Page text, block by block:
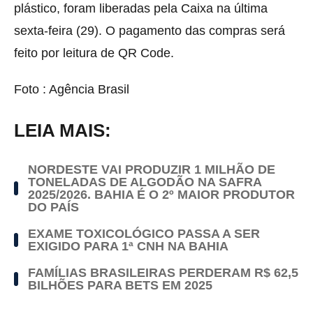
plástico, foram liberadas pela Caixa na última
sexta-feira (29). O pagamento das compras será
feito por leitura de QR Code.
Foto : Agência Brasil
LEIA MAIS:
NORDESTE VAI PRODUZIR 1 MILHÃO DE
TONELADAS DE ALGODÃO NA SAFRA
2025/2026. BAHIA É O 2º MAIOR PRODUTOR
DO PAÍS
EXAME TOXICOLÓGICO PASSA A SER
EXIGIDO PARA 1ª CNH NA BAHIA
FAMÍLIAS BRASILEIRAS PERDERAM R$ 62,5
BILHÕES PARA BETS EM 2025